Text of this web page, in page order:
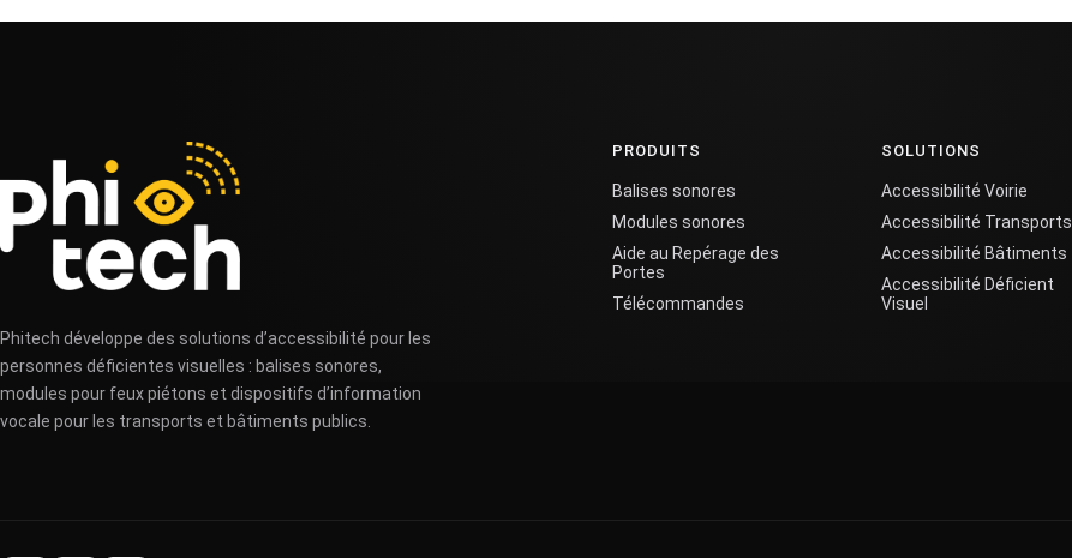
Phitech développe des solutions d’accessibilité pour les
personnes déficientes visuelles : balises sonores,
modules pour feux piétons et dispositifs d’information
vocale pour les transports et bâtiments publics.
PRODUITS
Balises sonores
Modules sonores
Aide au Repérage des
Portes
Télécommandes
SOLUTIONS
Accessibilité Voirie
Accessibilité Transports
Accessibilité Bâtiments
Accessibilité Déficient
Visuel